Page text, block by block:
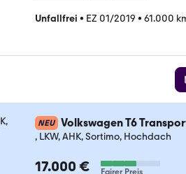
Unfallfrei • EZ 01/2019 • 61.000
NEU Volkswagen T6
, LKW, AHK, Sortimo, Hochdach
17.000 € Fairer Preis